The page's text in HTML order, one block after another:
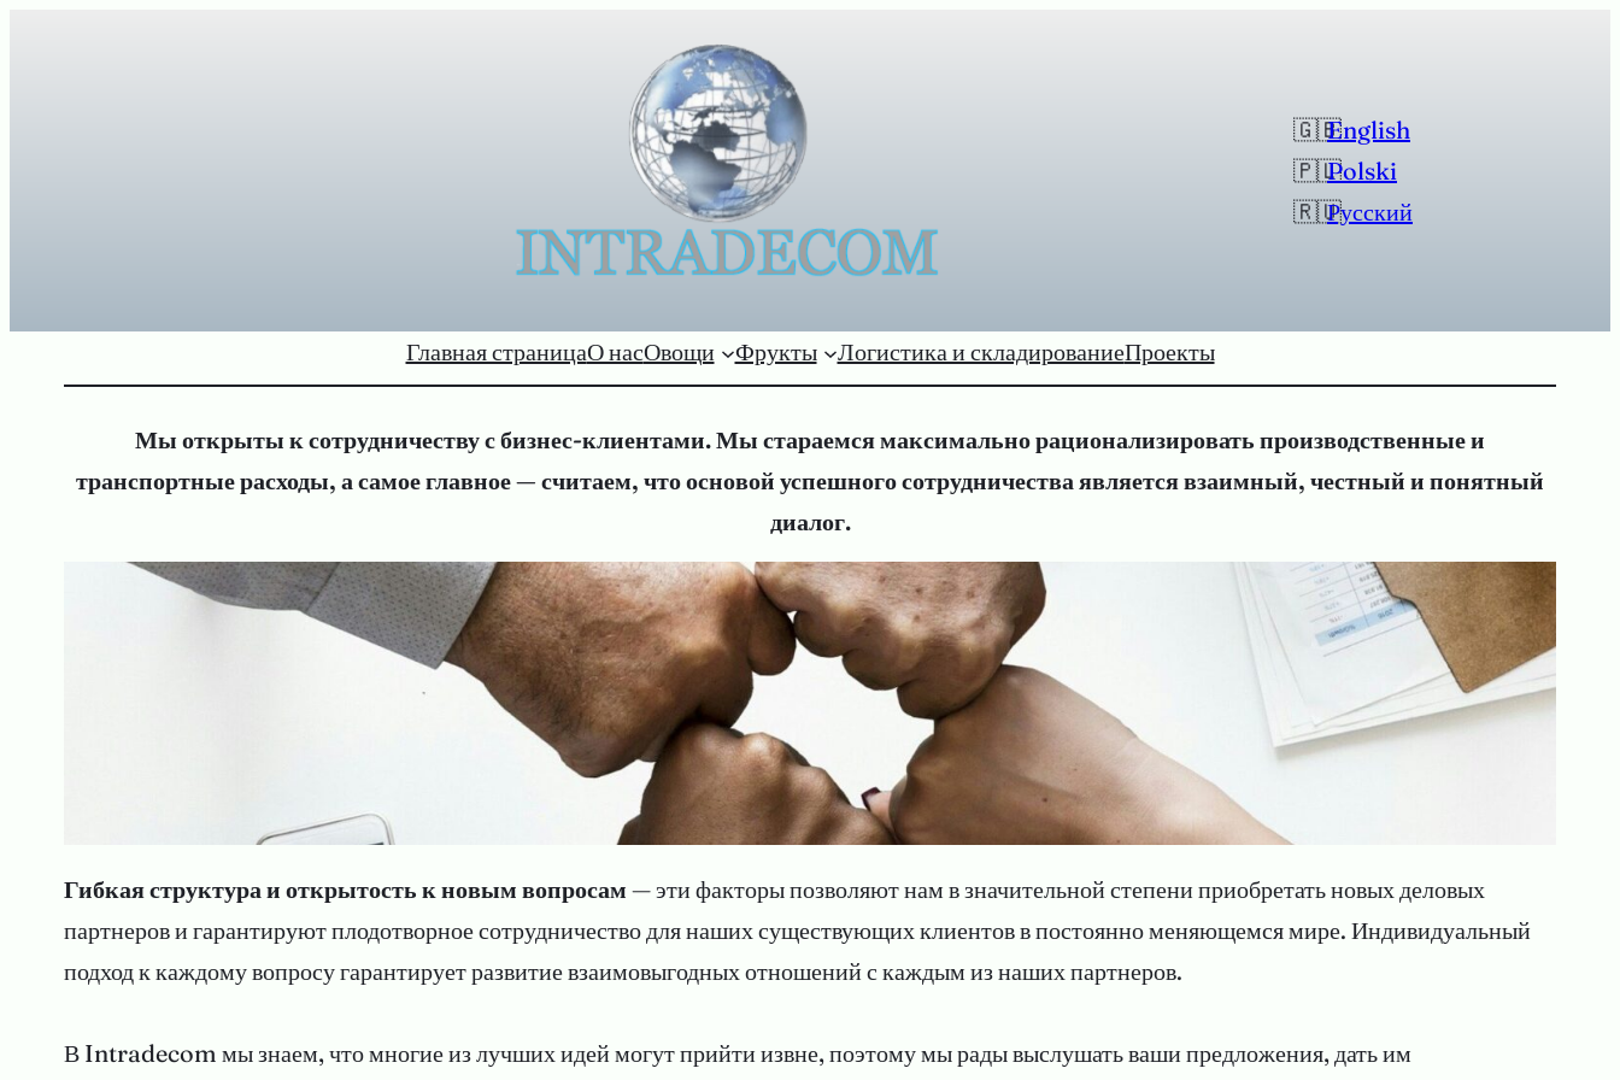
English
Polski
Русский
Главная страницаО насОвощи Фрукты Логистика и складированиеПроекты
Мы открыты к сотрудничеству с бизнес-клиентами. Мы стараемся максимально рационализировать производственные и
транспортные расходы, а самое главное — считаем, что основой успешного сотрудничества является взаимный, честный и понятный
диалог.
Гибкая структура и открытость к новым вопросам — эти факторы позволяют нам в значительной степени приобретать новых деловых
партнеров и гарантируют плодотворное сотрудничество для наших существующих клиентов в постоянно меняющемся мире. Индивидуальный
подход к каждому вопросу гарантирует развитие взаимовыгодных отношений с каждым из наших партнеров.
В Intradecom мы знаем, что многие из лучших идей могут прийти извне, поэтому мы рады выслушать ваши предложения, дать им